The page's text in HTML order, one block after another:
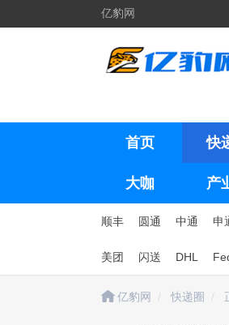
亿豹网
首页 快
大咖 产
顺丰 圆通 中通 申
美团 闪送 DHL
亿豹网 快递圈